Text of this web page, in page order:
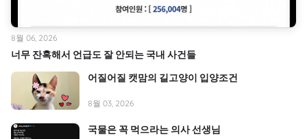
너무 잔혹해서 언급도 잘 안되는 국내 사건들
8월 06, 2026
어질어질 캣맘의 길고양이 입양조건
8월 03, 2026
국물은 꼭 먹으라는 의사 선생님